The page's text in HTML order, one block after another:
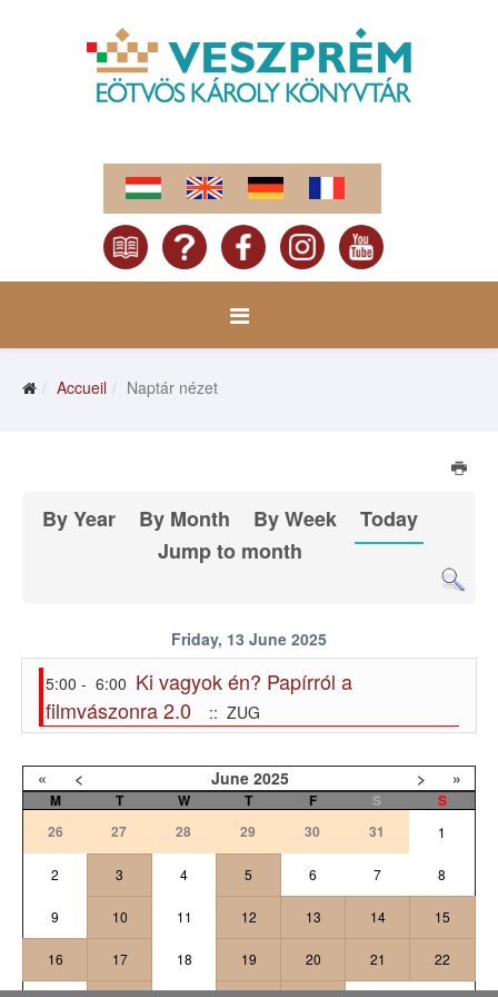
Accueil Naptár nézet
By Year By Month By Week
Today
Jump to month
Friday, 13 June 2025
5:00 - 6:00 Ki vagyok én? Papírról a
filmvászonra 2.0
:: ZUG
« < June 2025 > »
M T W T F S
S
26
27 28 29 30 31 1
2 3 4 5 6 7 8
9 10 11 12 13 14 15
16 17 18 19 20 21 22